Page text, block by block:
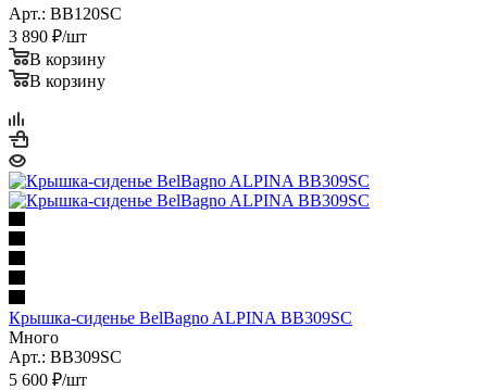
Арт.: BB120SC
3 890 ₽/шт
В корзину
В корзину
Крышка-сиденье BelBagno ALPINA BB309SC
Много
Арт.: BB309SC
5 600 ₽/шт